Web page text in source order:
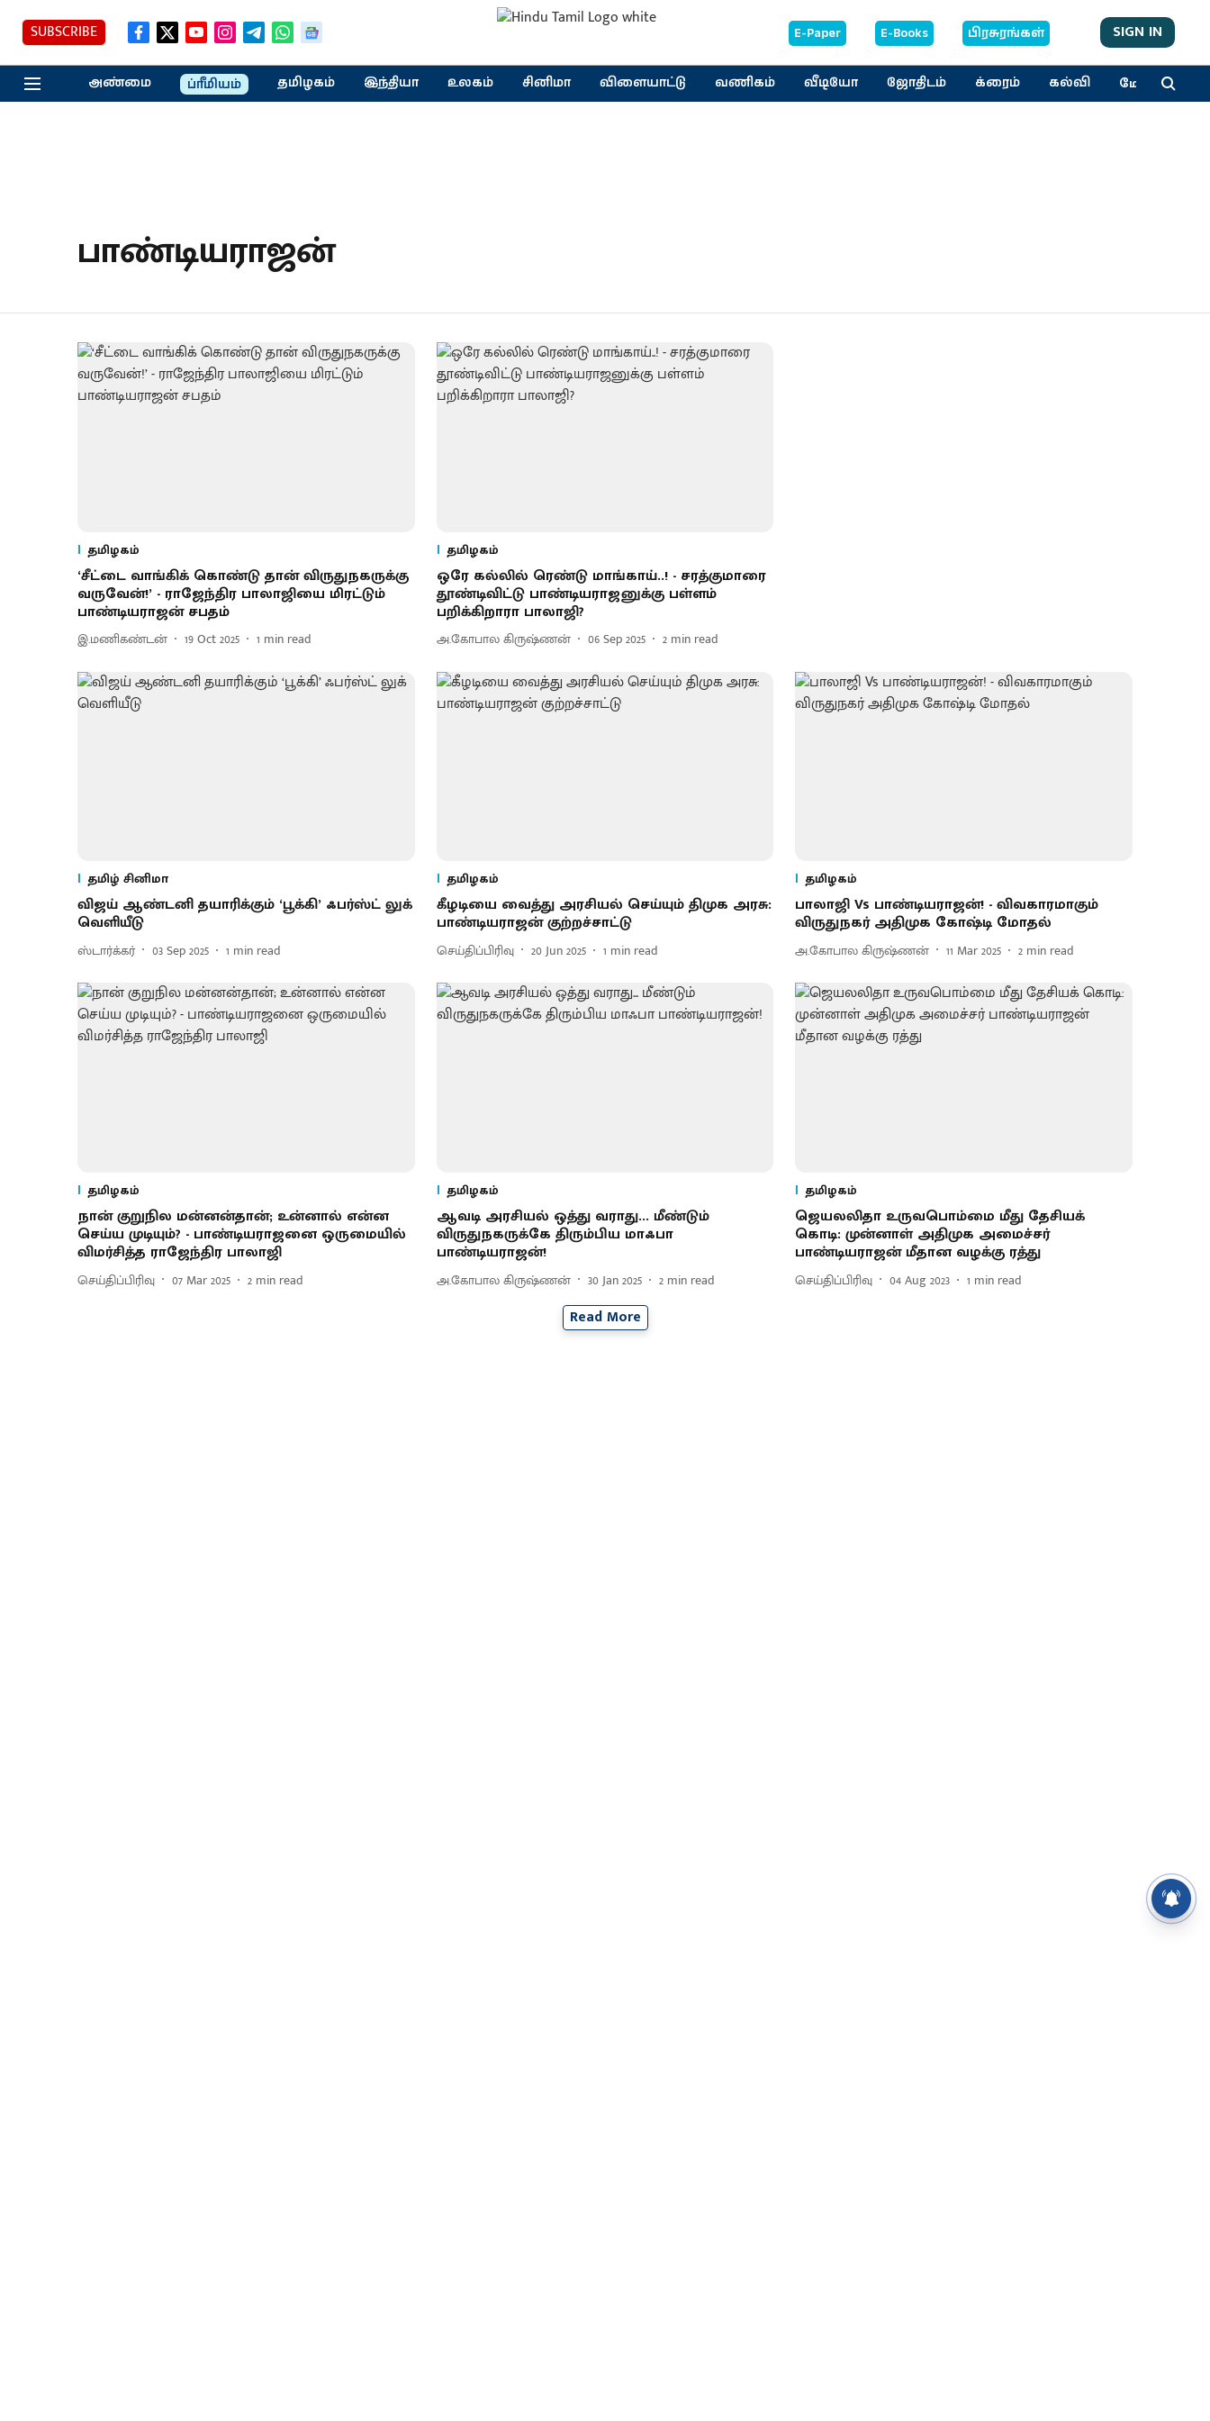
SUBSCRIBE E-Paper E-Books பிரசுரங்கள் SIGN IN
அண்மை ப்ரீமியம் தமிழகம் இந்தியா உலகம் சினிமா விளையாட்டு வணிகம் வீடியோ ஜோதிடம் க்ரைம் கல்வி மேலும்
பாண்டியராஜன்
தமிழகம்
‘சீட்டை வாங்கிக் கொண்டு தான் விருதுநகருக்கு
வருவேன்!’ - ராஜேந்திர பாலாஜியை மிரட்டும்
பாண்டியராஜன் சபதம்
இ.மணிகண்டன் 19 Oct 2025 1 min read
தமிழகம்
ஒரே கல்லில் ரெண்டு மாங்காய்..! - சரத்குமாரை
தூண்டிவிட்டு பாண்டியராஜனுக்கு பள்ளம்
பறிக்கிறாரா பாலாஜி?
அ.கோபால கிருஷ்ணன் 06 Sep 2025 2 min read
தமிழ் சினிமா
விஜய் ஆண்டனி தயாரிக்கும் ‘பூக்கி’ ஃபர்ஸ்ட் லுக்
வெளியீடு
ஸ்டார்க்கர் 03 Sep 2025 1 min read
தமிழகம்
கீழடியை வைத்து அரசியல் செய்யும் திமுக அரசு:
பாண்டியராஜன் குற்றச்சாட்டு
செய்திப்பிரிவு 20 Jun 2025 1 min read
தமிழகம்
பாலாஜி Vs பாண்டியராஜன்! - விவகாரமாகும்
விருதுநகர் அதிமுக கோஷ்டி மோதல்
அ.கோபால கிருஷ்ணன் 11 Mar 2025 2 min read
தமிழகம்
நான் குறுநில மன்னன்தான்; உன்னால் என்ன
செய்ய முடியும்? - பாண்டியராஜனை ஒருமையில்
விமர்சித்த ராஜேந்திர பாலாஜி
செய்திப்பிரிவு 07 Mar 2025 2 min read
தமிழகம்
ஆவடி அரசியல் ஒத்து வராது... மீண்டும்
விருதுநகருக்கே திரும்பிய மாஃபா
பாண்டியராஜன்!
அ.கோபால கிருஷ்ணன் 30 Jan 2025 2 min read
தமிழகம்
ஜெயலலிதா உருவபொம்மை மீது தேசியக்
கொடி: முன்னாள் அதிமுக அமைச்சர்
பாண்டியராஜன் மீதான வழக்கு ரத்து
செய்திப்பிரிவு 04 Aug 2023 1 min read
Read More